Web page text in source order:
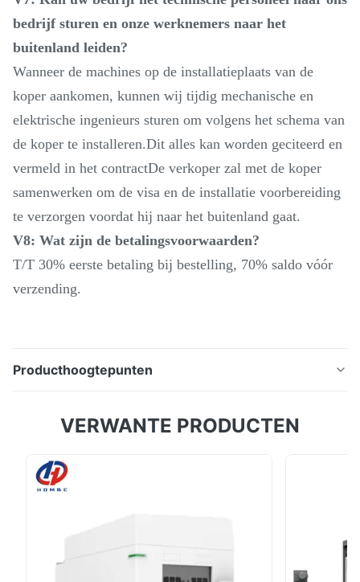
bedrijf sturen en onze werknemers naar het
buitenland leiden?
Wanneer de machines op de installatieplaats van de
koper aankomen, kunnen wij tijdig mechanische en
elektrische ingenieurs sturen om volgens het schema van
de koper te installeren.Dit alles kan worden geciteerd en
vermeld in het contractDe verkoper zal met de koper
samenwerken om de visa en de installatie voorbereiding
te verzorgen voordat hij naar het buitenland gaat.
V8: Wat zijn de betalingsvoorwaarden?
T/T 30% eerste betaling bij bestelling, 70% saldo vóór
verzending.
Producthoogtepunten
VTC200140H Max.Swing Diameter 2500mm CNC-
tool VTC200140H heeft veel uitstekende
verkooppunten.Het geavanceerde numerieke
VERWANTE PRODUCTEN